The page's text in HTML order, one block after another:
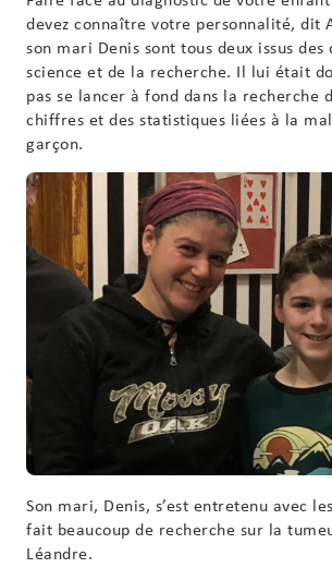
devez connaître votre personnalité, dit
son mari Denis sont tous deux issus des
science et de la recherche. Il lui était
pas se lancer à fond dans la recherche
chiffres et des statistiques liées à la
garçon.
Son mari, Denis, s’est entretenu avec
fait beaucoup de recherche sur la
Léandre.